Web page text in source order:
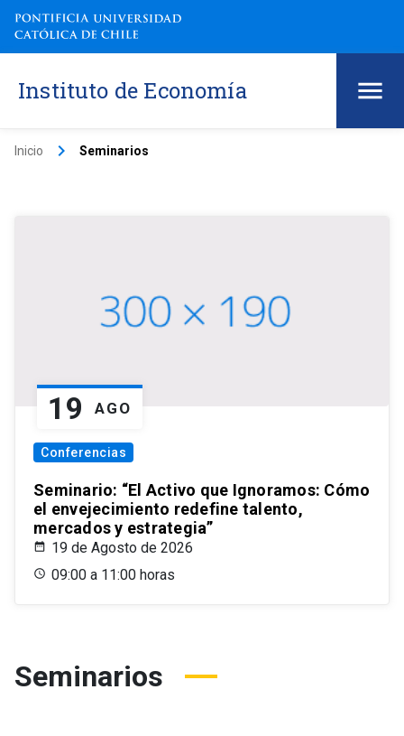
Instituto de Economía
Inicio keyboard_arrow_right Seminarios
19 AGO
Conferencias
Seminario: “El Activo que Ignoramos: Cómo
el envejecimiento redefine talento,
mercados y estrategia”
19 de Agosto de 2026
09:00 a 11:00 horas
Seminarios